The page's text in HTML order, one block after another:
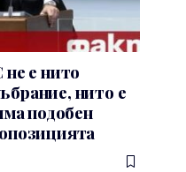
е нито
нито е
подобен